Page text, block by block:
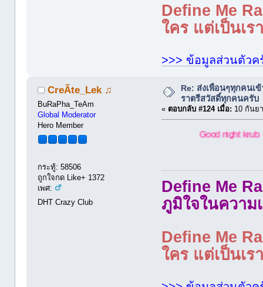
Define Me
ใคร แต่เป็นเ
>>> ข้อมูลส่วนตัวค
CreÃte_Lek ♫
BuRaPha_TeAm
Global Moderator
Hero Member
กระทู้: 58506
ถูกใจกด Like+ 1372
เพศ:
DHT Crazy Club
Re: ส่งเพื่อนๆทุกคนเ
ราตรีสวัสดิ์ทุกคนครับ
« ตอบกลับ #124 เมื่อ: 10 กันย
Good night krub
Define Me
ภูมิใจในความ
Define Me
ใคร แต่เป็นเ